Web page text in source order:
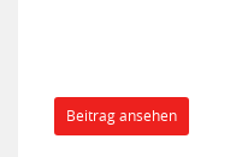
Beitrag ansehen